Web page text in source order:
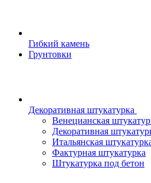
Гибкий камень
Грунтовки
Декоративная штукатурка
Венецианская
Декоративная
Итальянская
Фактурная штукатурка
Штукатурка под бетон